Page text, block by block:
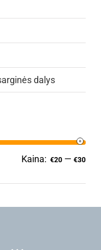
dalys
Min
Kaina: €20 — €30